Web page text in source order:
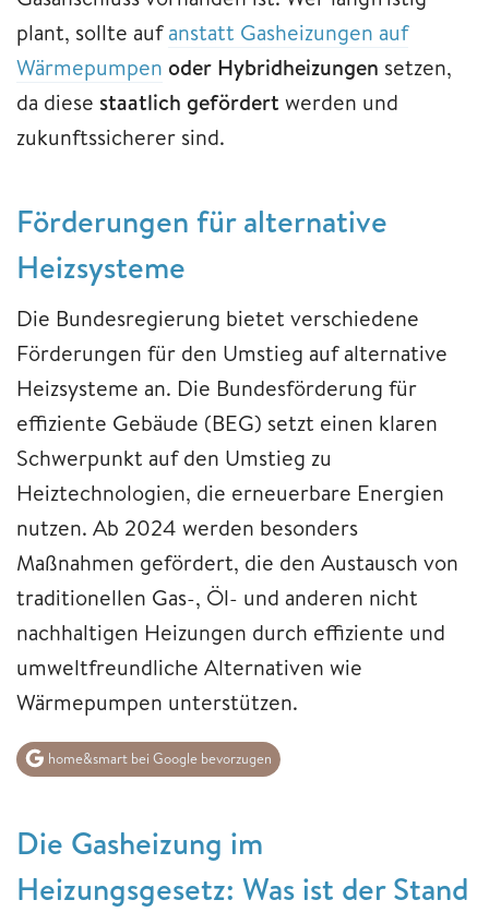
plant, sollte aufanstatt Gasheizungen auf
Wärmepumpen oder Hybridheizungen setzen,
da diese staatlich gefördert werden und
zukunftssicherer sind.
Förderungen für alternative
Heizsysteme
Die Bundesregierung bietet verschiedene
Förderungen für den Umstieg auf alternative
Heizsysteme an. Die Bundesförderung für
effiziente Gebäude (BEG) setzt einen klaren
Schwerpunkt auf den Umstieg zu
Heiztechnologien, die erneuerbare Energien
nutzen. Ab 2024 werden besonders
Maßnahmen gefördert, die den Austausch von
traditionellen Gas-, Öl- und anderen nicht
nachhaltigen Heizungen durch effiziente und
umweltfreundliche Alternativen wie
Wärmepumpen unterstützen.
home&smart bei Google bevorzugen
Die Gasheizung im
Heizungsgesetz: Was ist der Stand